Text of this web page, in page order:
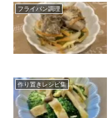
フライパン調理
作り置きレシピ集